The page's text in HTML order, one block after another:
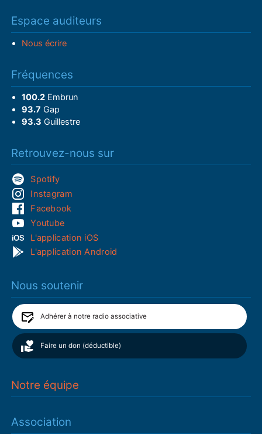
Espace auditeurs
Nous écrire
Fréquences
100.2Embrun
93.7 Gap
93.3 Guillestre
Retrouvez-nous sur
Spotify
Instagram
Facebook
Youtube
L'application iOS
L'application Android
Nous soutenir
Adhérer à notre radio associative
Faire un don (déductible)
Notre équipe
Association